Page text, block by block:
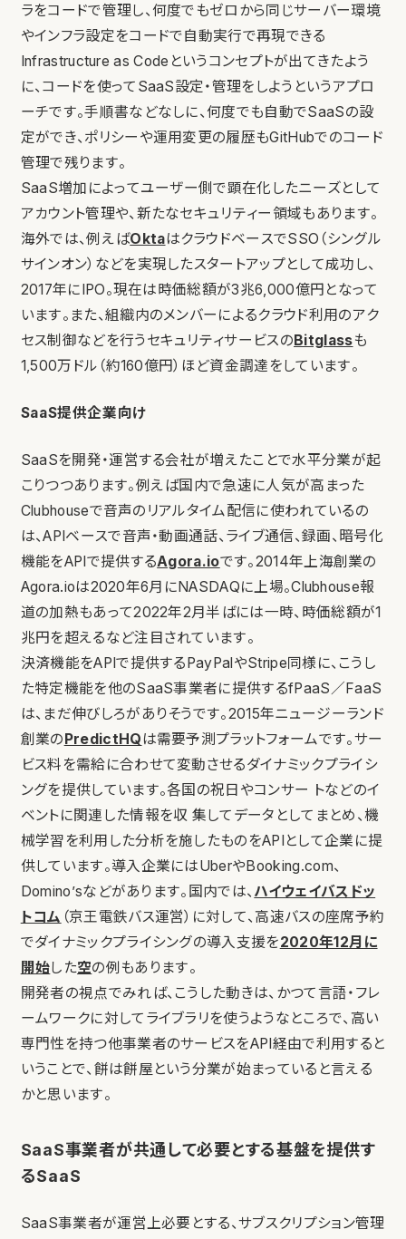
ラをコードで管理し、何度でもゼロから同じサーバー環境
やインフラ設定をコードで自動実行で再現できる
Infrastructure as Codeというコンセプトが出てきたよう
に、コードを使ってSaaS設定・管理をしようというアプロ
ーチです。手順書などなしに、何度でも自動でSaaSの設
定ができ、ポリシーや運用変更の履歴もGitHubでのコード
管理で残ります。
SaaS増加によってユーザー側で顕在化したニーズとして
アカウント管理や、新たなセキュリティー領域もあります。
海外では、例えばOktaはクラウドベースでSSO（シングル
サインオン）などを実現したスタートアップとして成功し、
2017年にIPO。現在は時価総額が3兆6,000億円となって
います。また、組織内のメンバーによるクラウド利用のアク
セス制御などを行うセキュリティサービスのBitglassも
1,500万ドル（約160億円）ほど資金調達をしています。
SaaS提供企業向け
SaaSを開発・運営する会社が増えたことで水平分業が起
こりつつあります。例えば国内で急速に人気が高まった
Clubhouseで音声のリアルタイム配信に使われているの
は、APIベースで音声・動画通話、ライブ通信、録画、暗号化
機能をAPIで提供するAgora.ioです。2014年上海創業の
Agora.ioは2020年6月にNASDAQに上場。Clubhouse報
道の加熱もあって2022年2月半ばには一時、時価総額が1
兆円を超えるなど注目されています。
決済機能をAPIで提供するPayPalやStripe同様に、こうし
た特定機能を他のSaaS事業者に提供するfPaaS／FaaS
は、まだ伸びしろがありそうです。2015年ニュージーランド
創業のPredictHQは需要予測プラットフォームです。サー
ビス料を需給に合わせて変動させるダイナミックプライシ
ングを提供しています。各国の祝日やコンサー トなどのイ
ベントに関連した情報を収 集してデータとしてまとめ、機
械学習を利用した分析を施したものをAPIとして企業に提
供しています。導入企業にはUberやBooking.com、
Domino’sなどがあります。国内では、 ハイウェイバスドッ
トコム （京王電鉄バス運営）に対して、高速バスの座席予約
でダイナミックプライシングの導入支援を2020年12月に
開始した空の例もあります。
開発者の視点でみれば、こうした動きは、かつて言語・フレ
ームワークに対してライブラリを使うようなところで、高い
専門性を持つ他事業者のサービスをAPI経由で利用すると
いうことで、餅は餅屋という分業が始まっていると言える
かと思います。
SaaS事業者が共通して必要とする基盤を提供す
るSaaS
SaaS事業者が運営上必要とする、サブスクリプション管理